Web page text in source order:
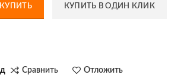
КУПИТЬ КУПИТЬ В ОДИН КЛИК
Сравнить Отложить